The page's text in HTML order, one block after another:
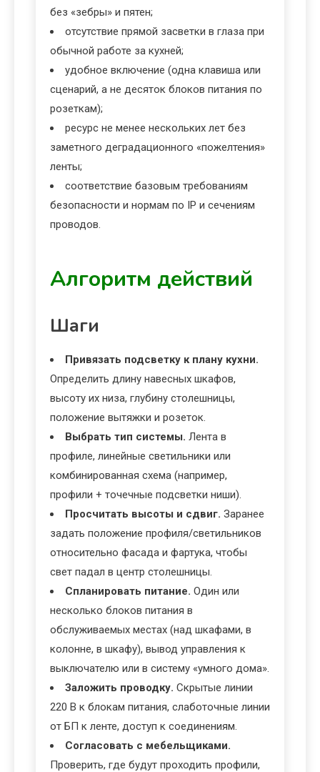
без «зебры» и пятен;
отсутствие прямой засветки в глаза при
обычной работе за кухней;
удобное включение (одна клавиша или
сценарий, а не десяток блоков питания по
розеткам);
ресурс не менее нескольких лет без
заметного деградационного «пожелтения»
ленты;
соответствие базовым требованиям
безопасности и нормам по IP и сечениям
проводов.
Алгоритм действий
Шаги
Привязать подсветку к плану кухни.
Определить длину навесных шкафов,
высоту их низа, глубину столешницы,
положение вытяжки и розеток.
Выбрать тип системы. Лента в
профиле, линейные светильники или
комбинированная схема (например,
профили + точечные подсветки ниши).
Просчитать высоты и сдвиг. Заранее
задать положение профиля/светильников
относительно фасада и фартука, чтобы
свет падал в центр столешницы.
Спланировать питание. Один или
несколько блоков питания в
обслуживаемых местах (над шкафами, в
колонне, в шкафу), вывод управления к
выключателю или в систему «умного дома».
Заложить проводку. Скрытые линии
220 В к блокам питания, слаботочные линии
от БП к ленте, доступ к соединениям.
Согласовать с мебельщиками.
Проверить, где будут проходить профили,